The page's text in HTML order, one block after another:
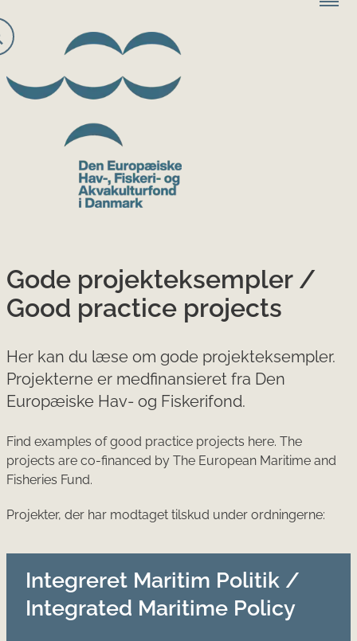
Gode projekteksempler /
Good practice projects
Her kan du læse om gode projekteksempler.
Projekterne er medfinansieret fra Den
Europæiske Hav- og Fiskerifond.
Find examples of good practice projects here. The
projects are co-financed by The European Maritime and
Fisheries Fund.
Projekter, der har modtaget tilskud under ordningerne:
Integreret Maritim Politik /
Integrated Maritime Policy